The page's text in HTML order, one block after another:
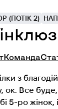
(ПОТІК 2)
Команда
з
ок. Все
5-ро